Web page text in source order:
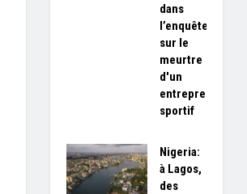
dans
l’enquête
sur le
meurtre
d'un
entrepreneur
sportif
Nigeria:
à Lagos,
des